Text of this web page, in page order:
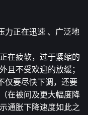
力正在迅速 、广泛地
在疲软，过于紧缩的
且不受欢迎的放缓；
仅要尽快下调，还要
在被问及更大幅度降
通胀下降速度如此之